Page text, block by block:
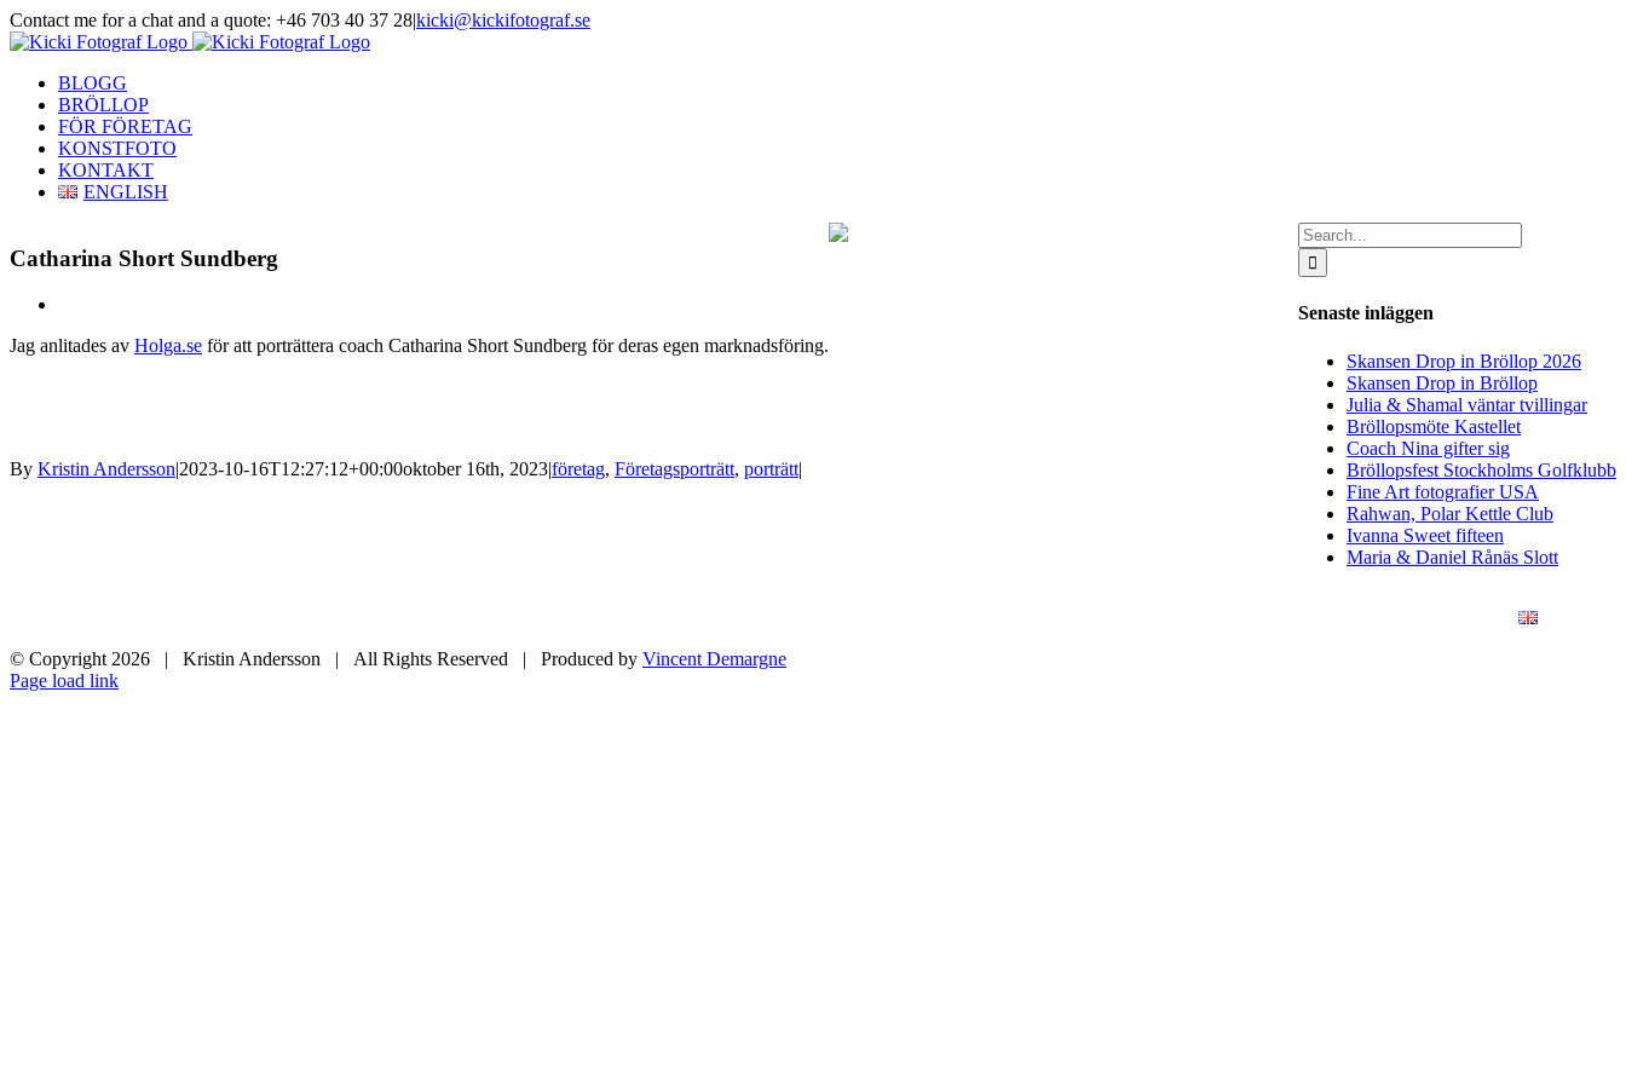
Skip
to
Contact me for a chat and a quote: +46 703 40 37 28|kicki@kickifotograf.se
Instagram
Facebook
BLOGG
BRÖLLOP
FÖR FÖRETAG
KONSTFOTO
KONTAKT
ENGLISH
Catharina Short Sundberg
Image
Jag anlitades av Holga.se för att porträttera coach Catharina Short Sundberg för deras egen marknadsföring.
By Kristin Andersson|2023-10-16T12:27:12+00:00oktober 16th, 2023|företag, Företagsporträtt, porträtt|
Search
for:
Senaste inläggen
Skansen Drop in Bröllop 2026
Skansen Drop in Bröllop
Julia & Shamal väntar tvillingar
Bröllopsmöte Kastellet
Coach Nina gifter sig
Bröllopsfest Stockholms Golfklubb
Fine Art fotografier USA
Rahwan, Polar Kettle Club
Ivanna Sweet fifteen
Maria & Daniel Rånäs Slott
© Copyright 2026 | Kristin Andersson | All Rights Reserved | Produced by Vincent Demargne
Instagram
Facebook
Page load link